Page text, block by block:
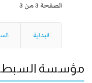
الصفحة 3 من 3
البداية
مؤسسة